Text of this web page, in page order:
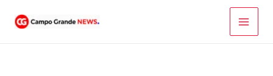
para